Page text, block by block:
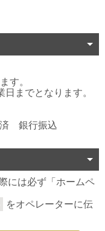
す。
までとなります。
済 銀行振込
には必ず「ホームペ
をオペレーターに伝